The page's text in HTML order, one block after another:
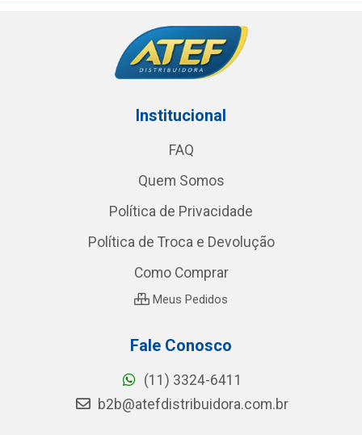
Institucional
FAQ
Quem Somos
Política de Privacidade
Política de Troca e Devolução
Como Comprar
Meus Pedidos
Fale Conosco
(11) 3324-6411
b2b@atefdistribuidora.com.br